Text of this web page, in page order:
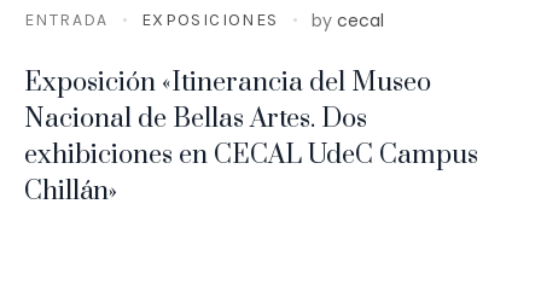
ENTRADA EXPOSICIONES by cecal
Exposición «Itinerancia del Museo
Nacional de Bellas Artes. Dos
exhibiciones en CECAL UdeC Campus
Chillán»